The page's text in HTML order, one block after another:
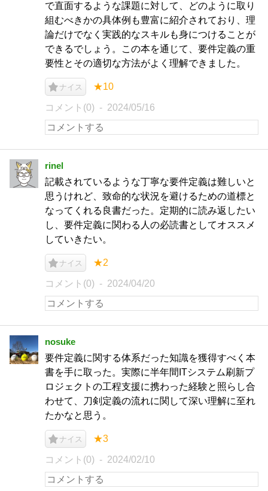
で直面するような課題に対して、どのように取り
組むべきかの具体例も豊富に紹介されており、理
論だけでなく実践的なスキルも身につけることが
できるでしょう。この本を通じて、要件定義の重
要性とその適切な方法がよく理解できました。
ナイス ★10
コメント(0) 2024/05/16
rinel
記載されているような丁寧な要件定義は難しいと
思うけれど、致命的な状況を避けるための道標と
なってくれる良書だった。定期的に読み返したい
し、要件定義に関わる人の必読書としてオススメ
していきたい。
ナイス ★2
コメント(0) 2024/04/20
nosuke
要件定義に関する体系だった知識を獲得すべく本
書を手に取った。実際に半年間ITシステム刷新プ
ロジェクトの工程支援に携わった経験と照らし合
わせて、刀剣定義の流れに関して深い理解に至れ
たかなと思う。
ナイス ★3
コメント(0) 2024/02/10